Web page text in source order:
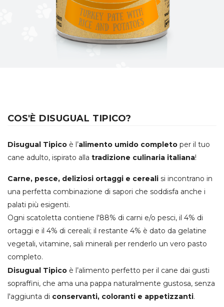
COS'È DISUGUAL TIPICO?
Disugual Tipico è l’alimento umido completo per il tuo
cane adulto, ispirato alla tradizione culinaria italiana!
Carne, pesce, deliziosi ortaggi e cereali si incontrano in
una perfetta combinazione di sapori che soddisfa anche i
palati più esigenti.
Ogni scatoletta contiene l'88% di carni e/o pesci, il 4% di
ortaggi e il 4% di cereali; il restante 4% è dato da gelatine
vegetali, vitamine, sali minerali per renderlo un vero pasto
completo.
Disugual Tipico è l’alimento perfetto per il cane dai gusti
sopraffini, che ama una pappa naturalmente gustosa, senza
l'aggiunta di conservanti, coloranti e appetizzanti.